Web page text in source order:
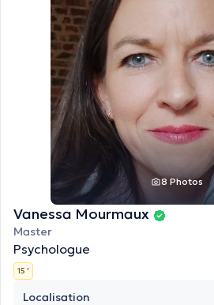
8 Photos
Vanessa Mourmaux
Master
Psychologue
15 '
Localisation